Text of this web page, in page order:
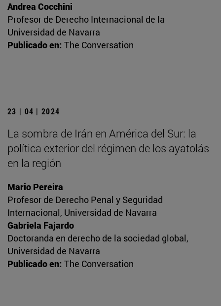
Andrea Cocchini
Profesor de Derecho Internacional de la
Universidad de Navarra
Publicado en: The Conversation
23 | 04 | 2024
La sombra de Irán en América del Sur: la
política exterior del régimen de los ayatolás
en la región
Mario Pereira
Profesor de Derecho Penal y Seguridad
Internacional, Universidad de Navarra
Gabriela Fajardo
Doctoranda en derecho de la sociedad global,
Universidad de Navarra
Publicado en: The Conversation